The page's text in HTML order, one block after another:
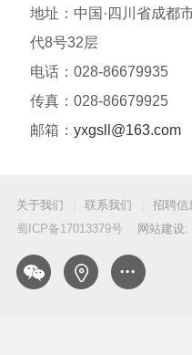
地址： 中国·四川省成都
代8号32层
电话： 028-86679935
传真： 028-86679925
邮箱： yxgsll@163.com
关于我们 联系我们 招聘信
蜀ICP备17013379号
网站建设: